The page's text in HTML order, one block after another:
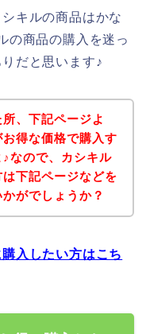
キルの商品はかな
の商品の購入を迷っ
だと思います♪
、下記ページよ
得な価格で購入す
なので、カシキル
下記ページなどを
がでしょうか？
入したい方はこち